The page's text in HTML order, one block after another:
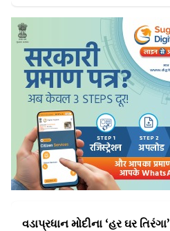
વડાપ્રધાન મોદીના ‘હર ઘર તિરંગા’